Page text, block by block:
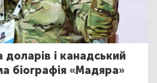
доларів і канадський
біографія «Мадяра»